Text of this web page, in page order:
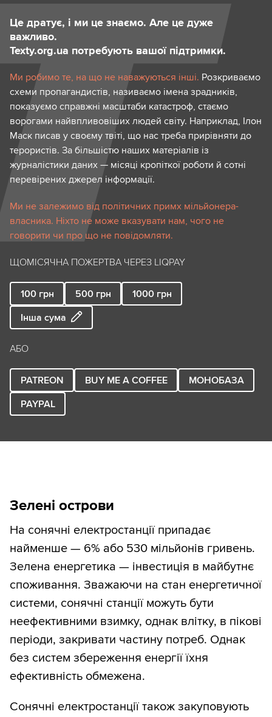
Це дратує, і ми це знаємо. Але це дуже
важливо.
Texty.org.ua потребують вашої підтримки.
Ми робимо те, на що не наважуються інші. Розкриваємо
схеми пропагандистів, називаємо імена зрадників,
показуємо справжні масштаби катастроф, стаємо
ворогами найвпливовіших людей світу. Наприклад, Ілон
Маск писав у своєму твіті, що нас треба прирівняти до
терористів. За більшістю наших матеріалів із
журналістики даних — місяці кропіткої роботи й сотні
перевірених джерел інформації.
Ми не залежимо від політичних примх мільйонера-
власника. Ніхто не може вказувати нам, чого не
говорити чи про що не повідомляти.
ЩОМІСЯЧНА ПОЖЕРТВА ЧЕРЕЗ LIQPAY
100 грн 500 грн 1000 грн
Інша сума
АБО
PATREON BUY ME A COFFEE
МОНОБАЗА
PAYPAL
Зелені острови
На сонячні електростанції припадає
найменше — 6% або 530 мільйонів гривень.
Зелена енергетика — інвестиція в майбутнє
споживання. Зважаючи на стан енергетичної
системи, сонячні станції можуть бути
неефективними взимку, однак влітку, в пікові
періоди, закривати частину потреб. Однак
без систем збереження енергії їхня
ефективність обмежена.
Сонячні електростанції також закуповують